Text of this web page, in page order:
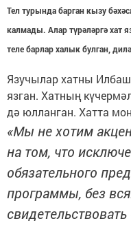
Тел турында барган кызу
калмады. Алар түрәләргә хат
теле барлар халык булган,
Язучылар хатны
язган. Хатның
дә юлланган. Хатта
«Мы не хотим
на том, что
обязательного
программы, без